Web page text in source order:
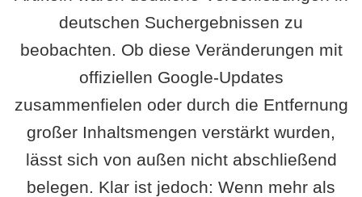
deutschen Suchergebnissen zu
beobachten. Ob diese Veränderungen mit
offiziellen Google-Updates
zusammenfielen oder durch die Entfernung
großer Inhaltsmengen verstärkt wurden,
lässt sich von außen nicht abschließend
belegen. Klar ist jedoch: Wenn mehr als